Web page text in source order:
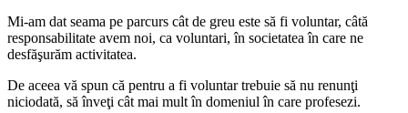
Mi-am dat seama pe parcurs cât de greu este să fi voluntar, câtă
responsabilitate avem noi, ca voluntari, în societatea în care ne
desfăşurăm activitatea.
De aceea vă spun că pentru a fi voluntar trebuie să nu renunţi
niciodată, să înveţi cât mai mult în domeniul în care profesezi.